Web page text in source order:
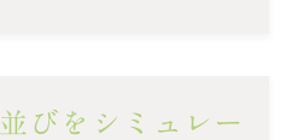
びをシミュレー